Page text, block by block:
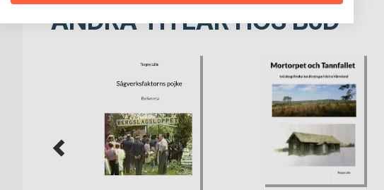
ANDRA TITLAR HOSBoD